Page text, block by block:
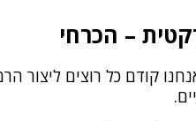
– הכרחי
קודם כל רוצים ליצור